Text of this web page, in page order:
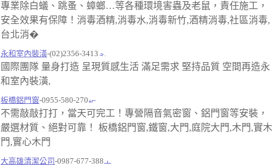
專業除白蟻、跳蚤、蟑螂…等各種環境害蟲及老鼠，責任施工，
安全效果有保障！消毒酒精,消毒水,消毒新竹,酒精消毒,社區消毒,
台北消�
永和室內裝潢-(02)2356-3413
國際團隊 量身打造 呈現質感生活 滿足需求 堅持品質 空間再造永
和室內裝潢,
板橋鋁門窗-0955-580-270
不需敲敲打打，當天可完工！專營隔音氣密窗、鋁門窗等安裝，
嚴選材質、絕對可靠！ 板橋鋁門窗,鐵窗,大門,庭院大門,木門,實木
門,實心木門
大高雄清潔公司-0987-677-388